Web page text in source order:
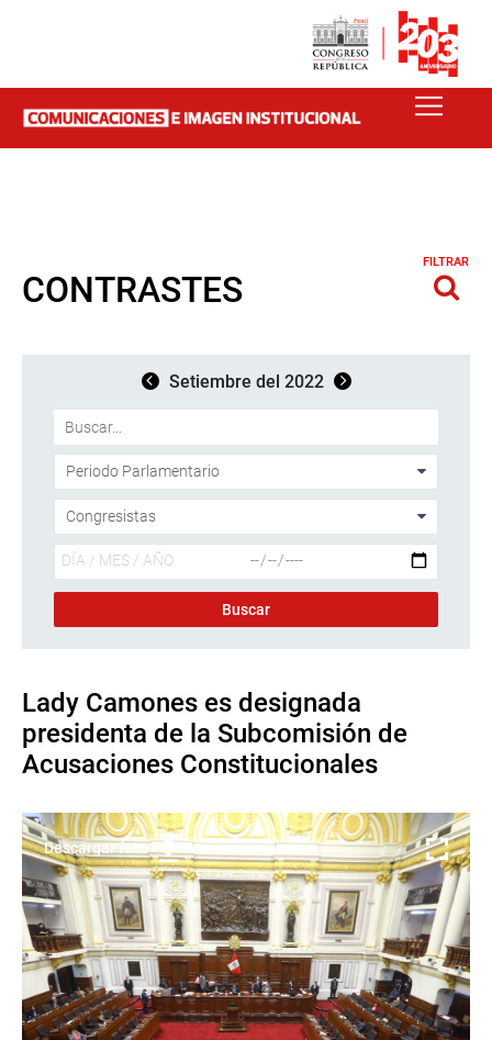
CONTRASTES
FILTRAR
Setiembre del 2022
Lady Camones es designada
presidenta de la Subcomisión de
Acusaciones Constitucionales
Descargar foto